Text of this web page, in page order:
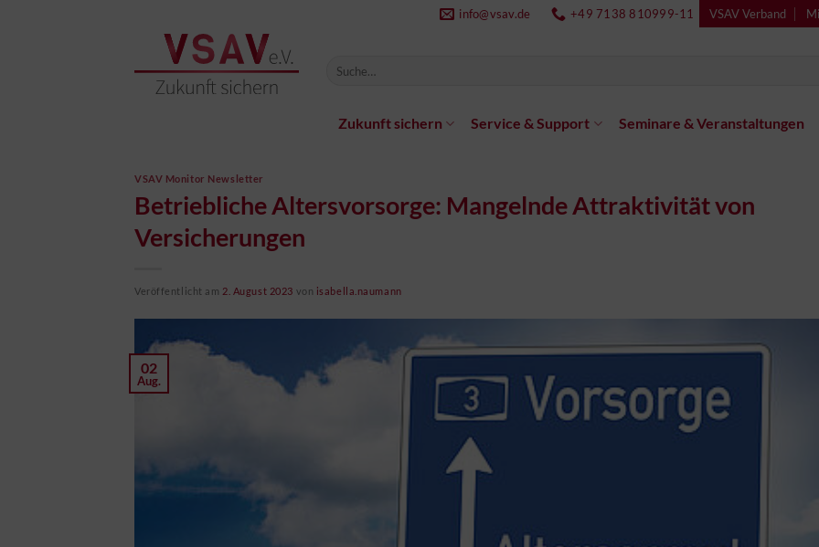
info@vsav.de +49 7138 810999-11 VSAV Verband
Zukunft sichern Service & Support Seminare & Veranstaltungen
VSAV Monitor Newsletter
Betriebliche Altersvorsorge: Mangelnde Attraktivität von
Versicherungen
Veröffentlicht am 2. August 2023 von isabella.naumann
02
Aug.